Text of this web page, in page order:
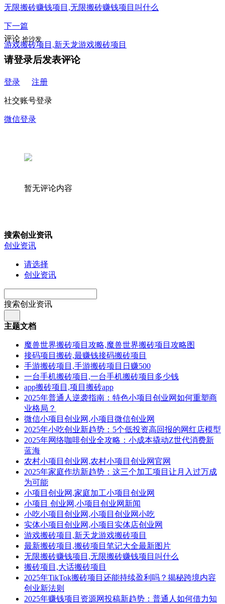
无限搬砖赚钱项目,无限搬砖赚钱项目叫什么
下一篇
游戏搬砖项目,新天龙游戏搬砖项目
评论 抢沙发
请登录后发表评论
登录 注册
社交账号登录
微信登录
暂无评论内容
搜索创业资讯
创业资讯
请选择
创业资讯
搜索创业资讯
主题文档
魔兽世界搬砖项目攻略,魔兽世界搬砖项目攻略图
接码项目搬砖,最赚钱接码搬砖项目
手游搬砖项目,手游搬砖项目日赚500
一台手机搬砖项目,一台手机搬砖项目多少钱
app搬砖项目,项目搬砖app
2025年普通人逆袭指南：特色小项目创业网如何重塑商
业格局？
微信小项目创业网,小项目微信创业网
2025年小吃创业新趋势：5个低投资高回报的网红店模型
2025年网络咖啡创业全攻略：小成本撬动Z世代消费新
蓝海
农村小项目创业网,农村小项目创业网官网
2025年家庭作坊新趋势：这三个加工项目让月入过万成
为可能
小项目创业网,家庭加工小项目创业网
小项目 创业网,小项目创业网新闻
小吃小项目创业网,小项目创业网小吃
实体小项目创业网,小项目实体店创业网
游戏搬砖项目,新天龙游戏搬砖项目
最新搬砖项目,搬砖项目笔记大全最新图片
无限搬砖赚钱项目,无限搬砖赚钱项目叫什么
搬砖项目,大话搬砖项目
2025年TikTok搬砖项目还能持续盈利吗？揭秘跨境内容
创业新法则
2025年赚钱项目资源网投稿新趋势：普通人如何借力知